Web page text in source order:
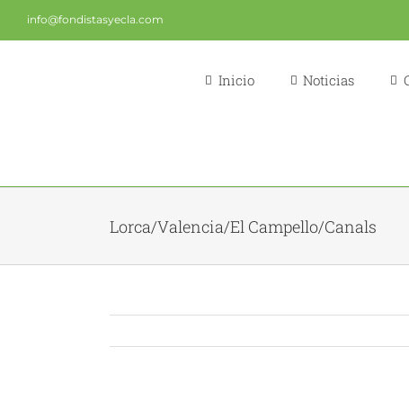
Saltarinfo@fondistasyecla.com
Inicio Noticias
Lorca/Valencia/El Campello/Canals